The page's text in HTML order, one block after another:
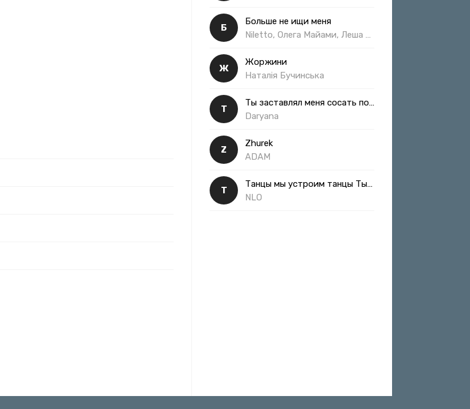
Б
Больше не ищи меня
Ж
Жоржини
Наталія Бучинська
Т
Ты заставлял меня сосать полная
Daryana
Z
Zhurek
ADAM
Т
Танцы мы устроим танцы Ты такая классная
NLO